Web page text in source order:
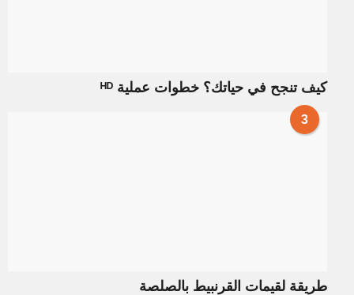
كيف تنجح في حياتك؟ خطوات عملية ᴴᴰ
3
طريقة لقيمات القرنبيط بالصلصة